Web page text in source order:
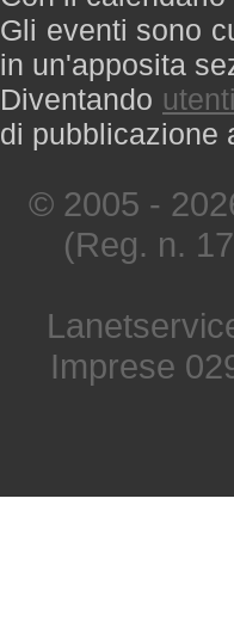
Gli eventi sono
in un'apposita
Diventando
di pubblicazione
© 2005 -
(Reg. n.
Imprese